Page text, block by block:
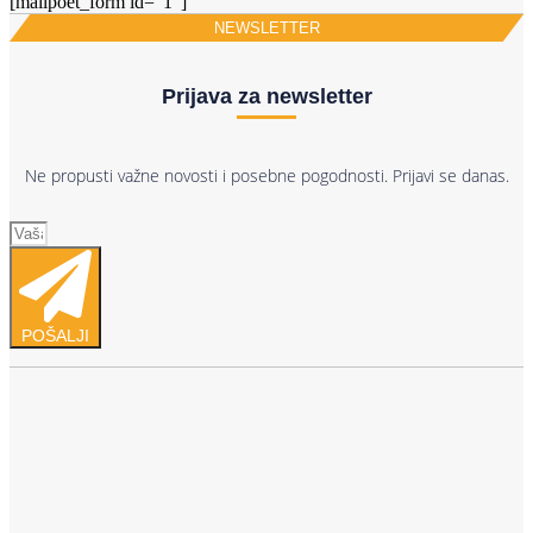
NEWSLETTER
Prijava za newsletter
Ne propusti važne novosti i posebne pogodnosti. Prijavi se danas.
POŠALJI